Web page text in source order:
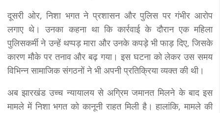
दूसरी ओर, निशा भगत ने प्रशासन और पुलिस पर गंभीर आरोप
लगाए थे। उनका कहना था कि कार्रवाई के दौरान एक महिला
पुलिसकर्मी ने उन्हें थप्पड़ मारा और उनके कपड़े भी फाड़ दिए, जिसके
कारण मौके पर तनाव और बढ़ गया। इस घटना को लेकर उस समय
विभिन्न सामाजिक संगठनों ने भी अपनी प्रतिक्रिया व्यक्त की थी।
अब झारखंड उच्च न्यायालय से अग्रिम जमानत मिलने के बाद इस
मामले में निशा भगत को कानूनी राहत मिली है। हालांकि, मामले की